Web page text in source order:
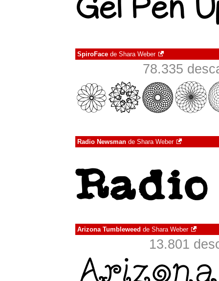
SpiroFace de Shara Weber
78.335
Radio Newsman de Shara Weber
Arizona Tumbleweed de Shara Weber
13.801